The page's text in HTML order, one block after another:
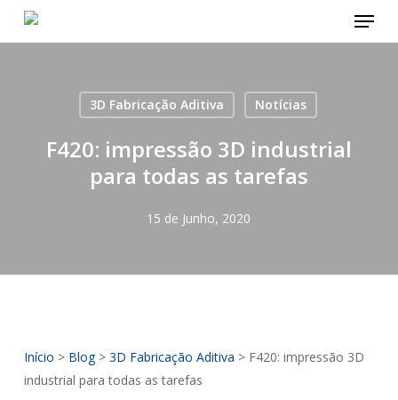
Menu
3D Fabricação Aditiva Notícias
F420: impressão 3D industrial
para todas as tarefas
15 de Junho, 2020
Início > Blog> 3D Fabricação Aditiva > F420: impressão 3D
industrial para todas as tarefas